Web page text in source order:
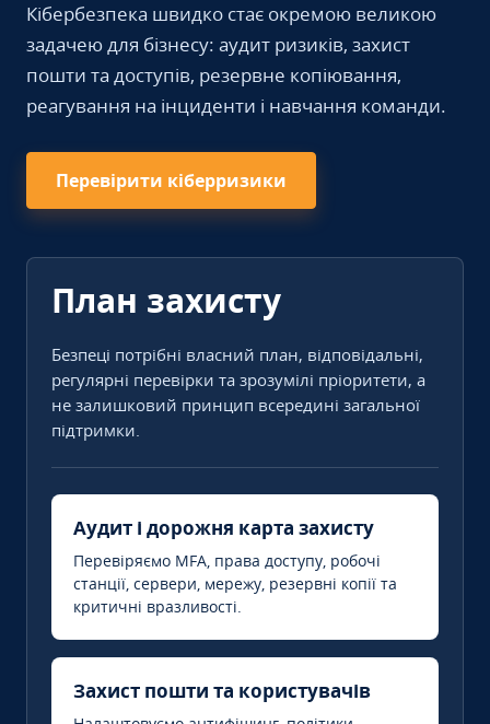
Кібербезпека швидко стає окремою великою
задачею для бізнесу: аудит ризиків, захист
пошти та доступів, резервне копіювання,
реагування на інциденти і навчання команди.
Перевірити кіберризики
План захисту
Безпеці потрібні власний план, відповідальні,
регулярні перевірки та зрозумілі пріоритети, а
не залишковий принцип всередині загальної
підтримки.
Аудит і дорожня карта захисту
Перевіряємо MFA, права доступу, робочі
станції, сервери, мережу, резервні копії та
критичні вразливості.
Захист пошти та користувачів